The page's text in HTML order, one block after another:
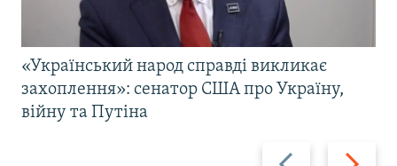
Назад Вперед
«Український народ справді викликає
захоплення»: сенатор США про Україну,
війну та Путіна